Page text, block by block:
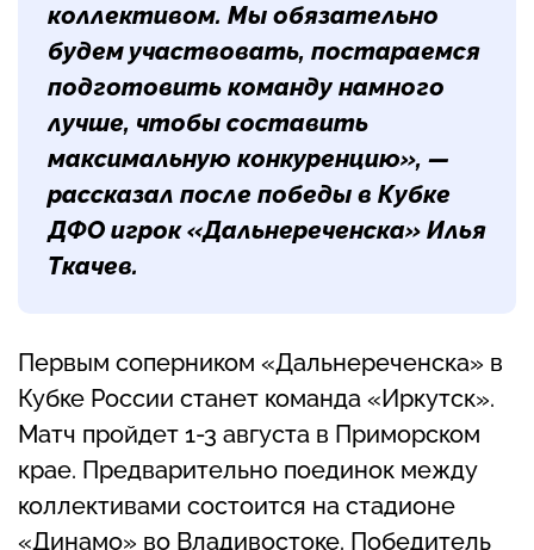
коллективом. Мы обязательно
будем участвовать, постараемся
подготовить команду намного
лучше, чтобы составить
максимальную конкуренцию», —
рассказал после победы в Кубке
ДФО игрок «Дальнереченска» Илья
Ткачев.
Первым соперником «Дальнереченска» в
Кубке России станет команда «Иркутск».
Матч пройдет 1-3 августа в Приморском
крае. Предварительно поединок между
коллективами состоится на стадионе
«Динамо» во Владивостоке. Победитель